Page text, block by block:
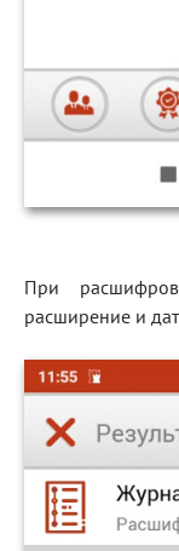
При
расширение и